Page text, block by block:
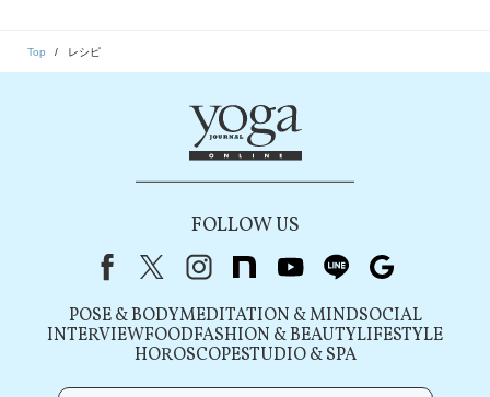
Top レシピ
FOLLOW US
FacebookX（旧Twitter）
instagram
note youtubeline
POSE & BODYMEDITATION & MINDSOCIAL
INTERVIEWFOODFASHION & BEAUTYLIFESTYLE
HOROSCOPESTUDIO & SPA